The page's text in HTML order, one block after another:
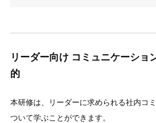
リーダー向け コミュニケーショ
的
本研修は、リーダーに求められる社内コ
ついて学ぶことができます。